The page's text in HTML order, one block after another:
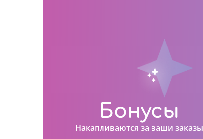
Бонусы
Накапливаются за ваши заказы